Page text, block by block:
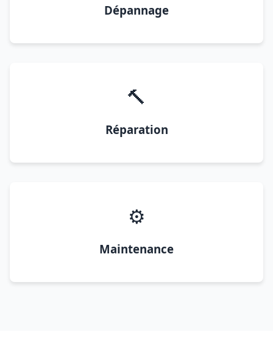
Dépannage
🔨
Réparation
⚙️
Maintenance